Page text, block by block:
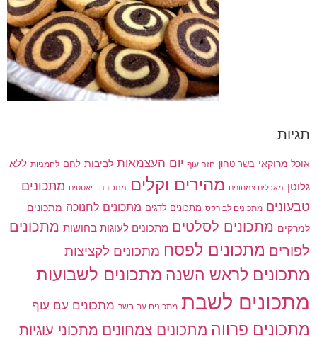
תגיות
אוכל מרוקאי בשר טחון חזה עוף יום העצמאות לביבות לחם לחמניות ללא
גלוטן מאכלים צמחונים מהירים וקלים מתכונים דיאטטים מתכונים
טבעונים מתכונים לבורקס מתכונים לדגים מתכונים לחנוכה מתכונים
למרקים מתכונים לסלטים מתכונים לעוגות בחושות מתכונים
לפורים מתכונים לפסח מתכונים לקציצות
מתכונים לראש השנה מתכונים לשבועות
מתכונים לשבת מתכונים עם בשר מתכונים עם עוף
מתכונים פרווה מתכונים צמחונים מתכוני עוגיות